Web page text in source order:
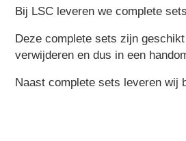
Bij LSC leveren we complete
Deze complete sets zijn
verwijderen en dus in een
Naast complete sets leveren wij